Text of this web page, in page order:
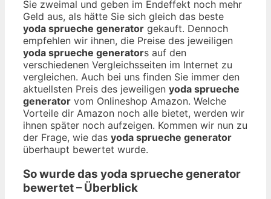
Sie zweimal und geben im Endeffekt noch mehr
Geld aus, als hätte Sie sich gleich das beste
yoda sprueche generator gekauft. Dennoch
empfehlen wir ihnen, die Preise des jeweiligen
yoda sprueche generators auf den
verschiedenen Vergleichsseiten im Internet zu
vergleichen. Auch bei uns finden Sie immer den
aktuellsten Preis des jeweiligen yoda sprueche
generator vom Onlineshop Amazon. Welche
Vorteile dir Amazon noch alle bietet, werden wir
ihnen später noch aufzeigen. Kommen wir nun zu
der Frage, wie das yoda sprueche generator
überhaupt bewertet wurde.
So wurde das yoda sprueche generator
bewertet – Überblick